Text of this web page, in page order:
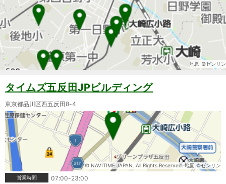
地図 ©ゼンリン
タイムズ五反田JPビルディング
東京都品川区西五反田8-4
© NAVITIME JAPAN. All Rights Reserved. 地図 ©ゼンリン
営業時間
07:00-23:00